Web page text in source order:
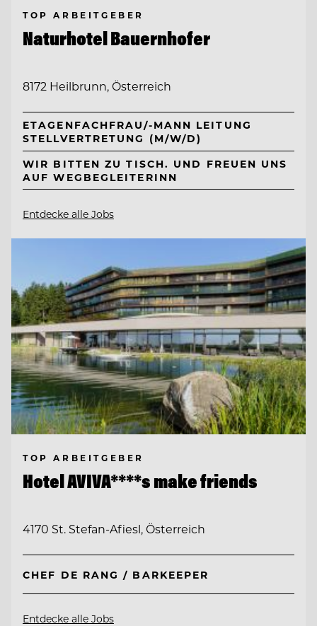
TOP ARBEITGEBER
Naturhotel Bauernhofer
8172 Heilbrunn, Österreich
ETAGENFACHFRAU/-MANN LEITUNG
STELLVERTRETUNG (M/W/D)
WIR BITTEN ZU TISCH. UND FREUEN UNS
AUF WEGBEGLEITERINN
Entdecke alle Jobs
TOP ARBEITGEBER
Hotel AVIVA****s make friends
4170 St. Stefan-Afiesl, Österreich
CHEF DE RANG / BARKEEPER
Entdecke alle Jobs